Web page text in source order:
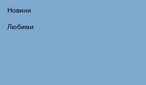
Новини
Любими